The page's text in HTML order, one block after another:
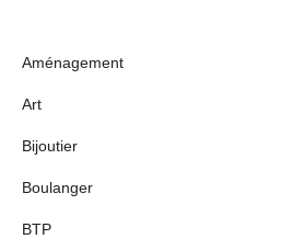
Aménagement
Art
Bijoutier
Boulanger
BTP